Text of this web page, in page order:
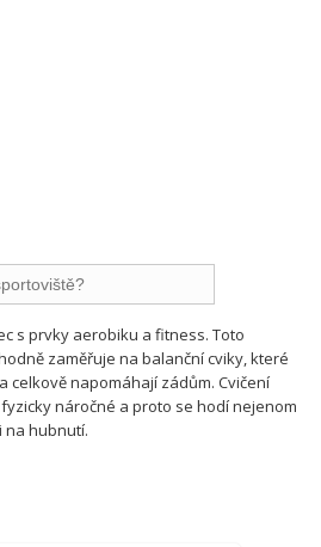
s prvky aerobiku a fitness. Toto
zaměřuje na balanční cviky, které
celkově napomáhají zádům. Cvičení
náročné a proto se hodí nejenom
na hubnutí.